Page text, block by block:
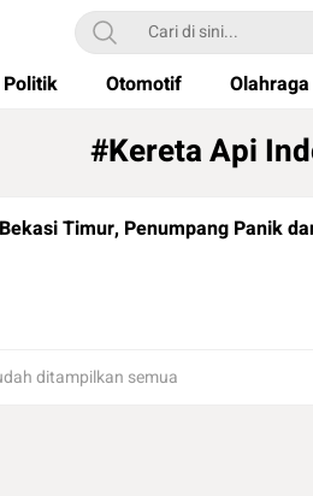
Politik Otomotif Olahraga
#Kereta Api
Timur, Penumpang Panik
ditampilkan semua